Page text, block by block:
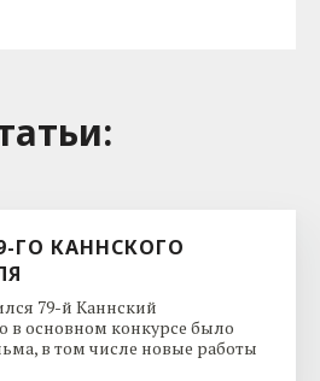
ГО КАННСКОГО
79-й Каннский
в основном конкурсе было
в том числе новые работы